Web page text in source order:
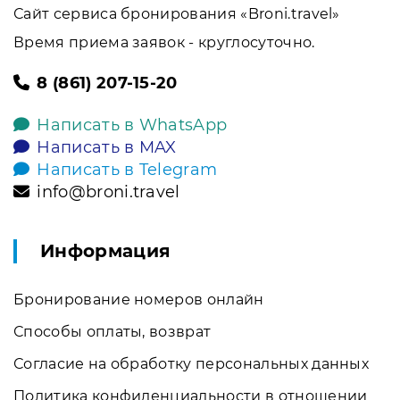
Сайт сервиса бронирования «Broni.travel»
Время приема заявок - круглосуточно.
8 (861) 207-15-20
Написать в WhatsApp
Написать в MAX
Написать в Telegram
info@broni.travel
Информация
Бронирование номеров онлайн
Способы оплаты, возврат
Согласие на обработку персональных данных
Политика конфиденциальности в отношении